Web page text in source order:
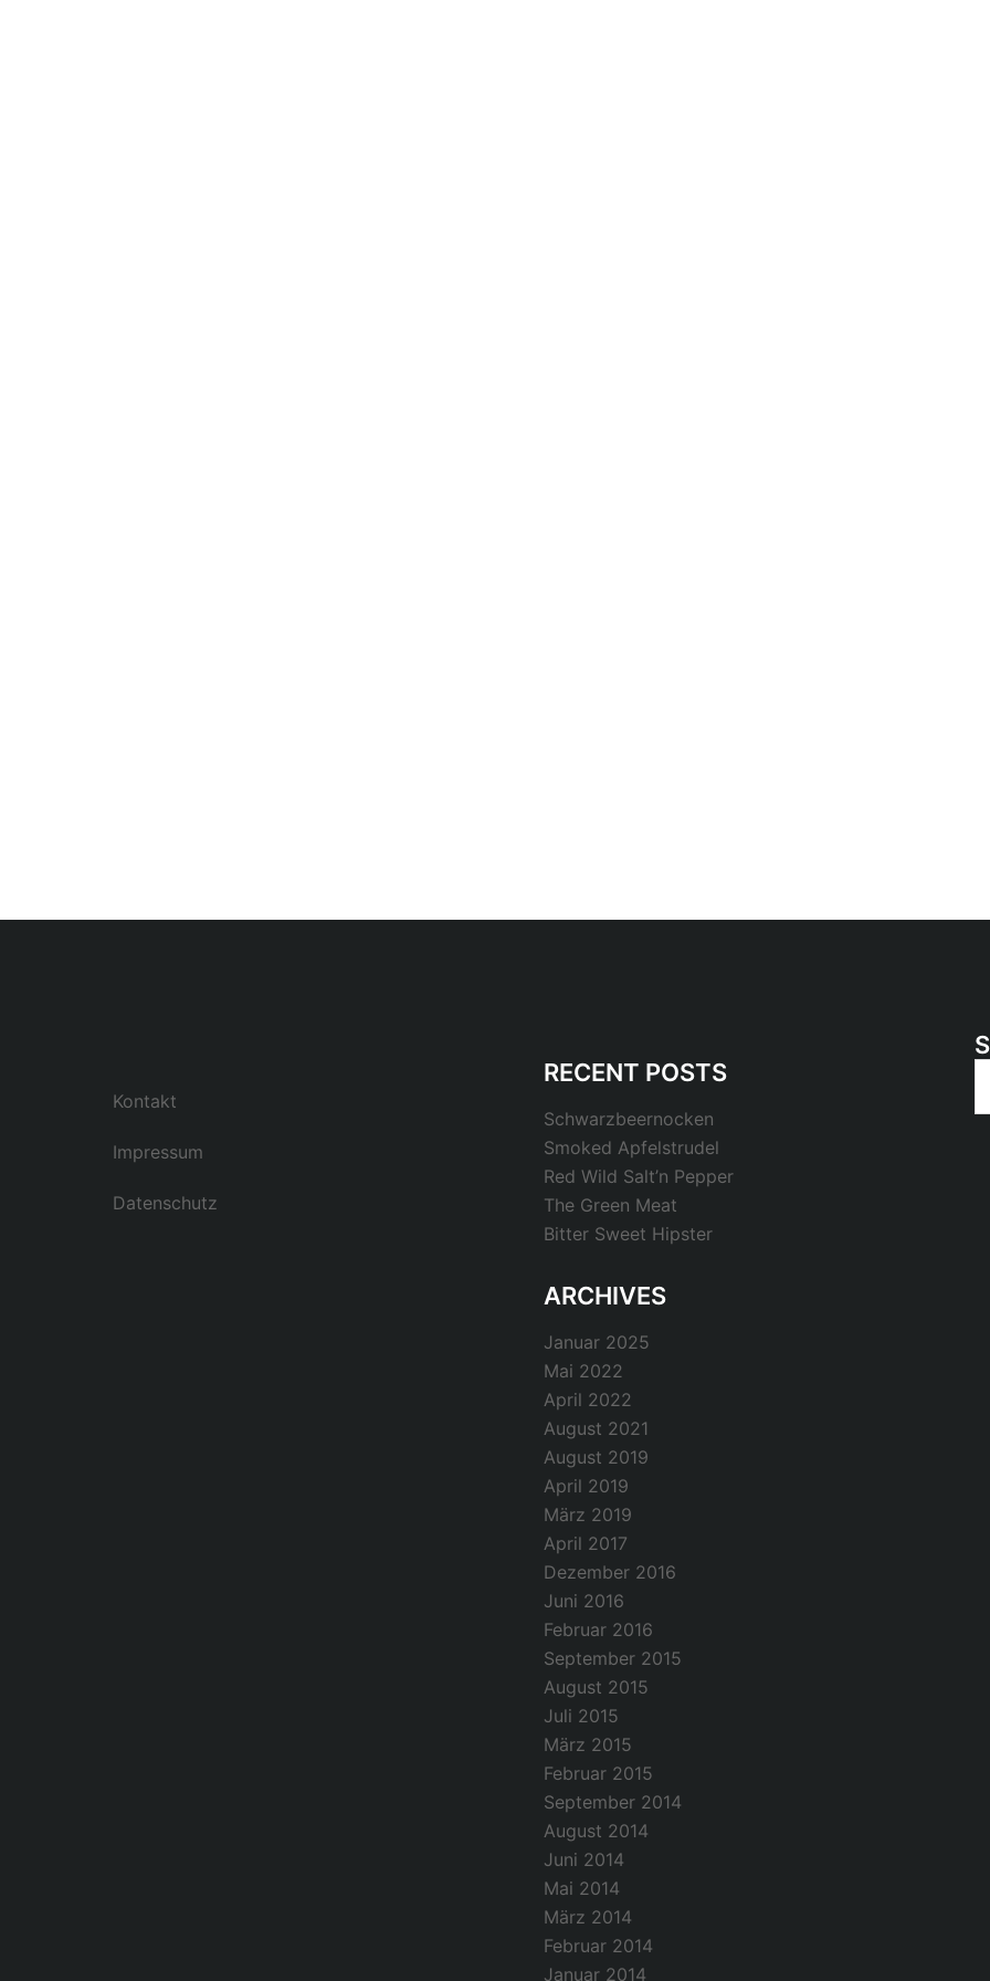
Kontakt
Impressum
Datenschutz
RECENT POSTS
Schwarzbeernocken
Smoked Apfelstrudel
Red Wild Salt’n Pepper
The Green Meat
Bitter Sweet Hipster
ARCHIVES
Januar 2025
Mai 2022
April 2022
August 2021
August 2019
April 2019
März 2019
April 2017
Dezember 2016
Juni 2016
Februar 2016
September 2015
August 2015
Juli 2015
März 2015
Februar 2015
September 2014
August 2014
Juni 2014
Mai 2014
März 2014
Februar 2014
Januar 2014